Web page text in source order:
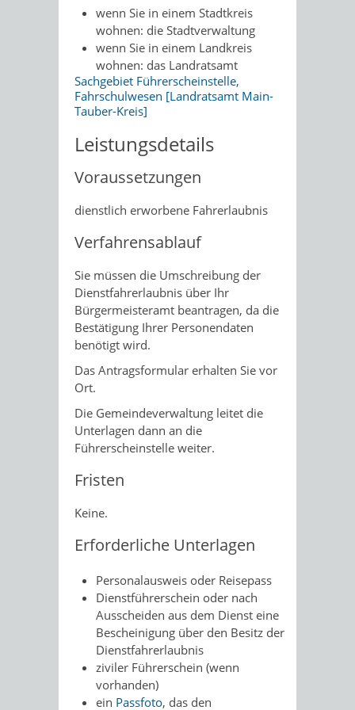
wenn Sie in einem Stadtkreis
wohnen: die Stadtverwaltung
wenn Sie in einem Landkreis
wohnen: das Landratsamt
Sachgebiet Führerscheinstelle,
Fahrschulwesen [Landratsamt Main-
Tauber-Kreis]
Leistungsdetails
Voraussetzungen
dienstlich erworbene Fahrerlaubnis
Verfahrensablauf
Sie müssen die Umschreibung der
Dienstfahrerlaubnis über Ihr
Bürgermeisteramt beantragen, da die
Bestätigung Ihrer Personendaten
benötigt wird.
Das Antragsformular erhalten Sie vor
Ort.
Die Gemeindeverwaltung leitet die
Unterlagen dann an die
Führerscheinstelle weiter.
Fristen
Keine.
Erforderliche Unterlagen
Personalausweis oder Reisepass
Dienstführerschein oder nach
Ausscheiden aus dem Dienst eine
Bescheinigung über den Besitz der
Dienstfahrerlaubnis
ziviler Führerschein (wenn
vorhanden)
ein Passfoto, das den